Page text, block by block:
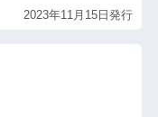
2023年11月15日発行